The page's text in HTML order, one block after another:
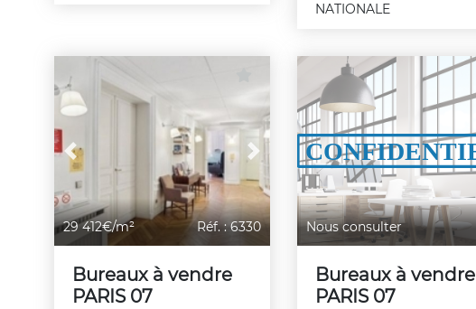
NATIONALE
Previous Next
29 412€/m² Réf. : 6330
Bureaux à vendre
PARIS 07
Nous consulter
Bureaux à vendre
PARIS 07